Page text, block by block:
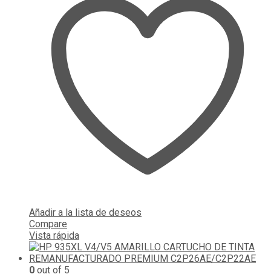
Añadir a la lista de deseos
Compare
Vista rápida
0 out of 5